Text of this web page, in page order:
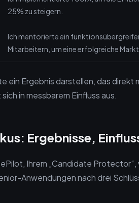
25% zu steigern.
Ich mentorierte ein
Mitarbeitern, um eine erfolgreiche
ein Ergebnis darstellen, das direkt
in messbarem Einfluss aus.
Ergebnisse,
Ihrem „Candidate Protector“,
Anwendungen nach drei